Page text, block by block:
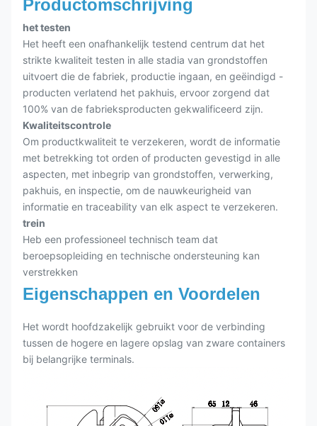
Productomschrijving
het testen
Het heeft een onafhankelijk testend centrum dat het
strikte kwaliteit testen in alle stadia van grondstoffen
uitvoert die de fabriek, productie ingaan, en geëindigd -
producten verlatend het pakhuis, ervoor zorgend dat
100% van de fabrieksproducten gekwalificeerd zijn.
Kwaliteitscontrole
Om productkwaliteit te verzekeren, wordt de informatie
met betrekking tot orden of producten gevestigd in alle
aspecten, met inbegrip van grondstoffen, verwerking,
pakhuis, en inspectie, om de nauwkeurigheid van
informatie en traceability van elk aspect te verzekeren.
trein
Heb een professioneel technisch team dat
beroepsopleiding en technische ondersteuning kan
verstrekken
Eigenschappen en Voordelen
Het wordt hoofdzakelijk gebruikt voor de verbinding
tussen de hogere en lagere opslag van zware containers
bij belangrijke terminals.